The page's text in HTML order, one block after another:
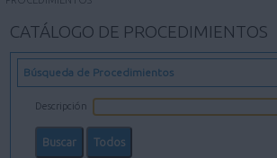
MI CARPETA
INFORMACIÓN MUNICIPAL
CATÁLOGO DE PROCEDIMIENTOS
Búsqueda de Procedimientos
Descripción